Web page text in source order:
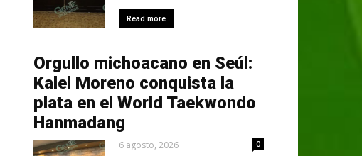
Read more
Orgullo michoacano en Seúl:
Kalel Moreno conquista la
plata en el World Taekwondo
Hanmadang
6 agosto, 2026 0